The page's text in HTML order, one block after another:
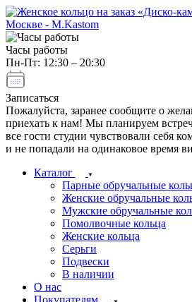
Часы работы
Пн-Пт: 12:30 – 20:30
Записаться
Пожалуйста, заранее сообщите о
приехать к нам! Мы планируем
все гости студии чувствовали себя
и не попадали на одинаковое время
Каталог
Парные обручальные
Женские обручальные
Мужские обручальные
Помолвочные кольца
Женские кольца
Серьги
Подвески
В наличии
О нас
Покупателям